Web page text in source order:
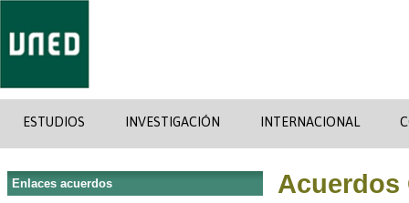
ESTUDIOS INVESTIGACIÓN INTERNACIONAL
Enlaces acuerdos Acuerdos